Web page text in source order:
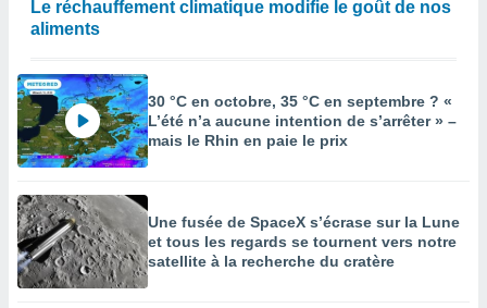
Le réchauffement climatique modifie le goût de nos
aliments
30 °C en octobre, 35 °C en septembre ? «
L’été n’a aucune intention de s’arrêter » –
mais le Rhin en paie le prix
Une fusée de SpaceX s’écrase sur la Lune
et tous les regards se tournent vers notre
satellite à la recherche du cratère